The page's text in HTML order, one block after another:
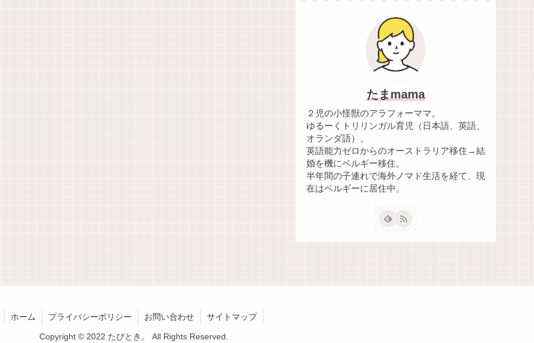
たまmama
２児の小怪獣のアラフォーママ。
ゆるーくトリリンガル育児（日本語、英語、
オランダ語）。
英語能力ゼロからのオーストラリア移住→結
婚を機にベルギー移住。
半年間の子連れで海外ノマド生活を経て、現
在はベルギーに居住中。
ホーム プライバシーポリシー お問い合わせ サイトマップ
Copyright © 2022 たびとき。 All Rights Reserved.